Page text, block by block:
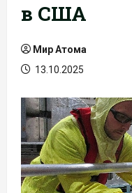
в США
Мир Атома
13.10.2025